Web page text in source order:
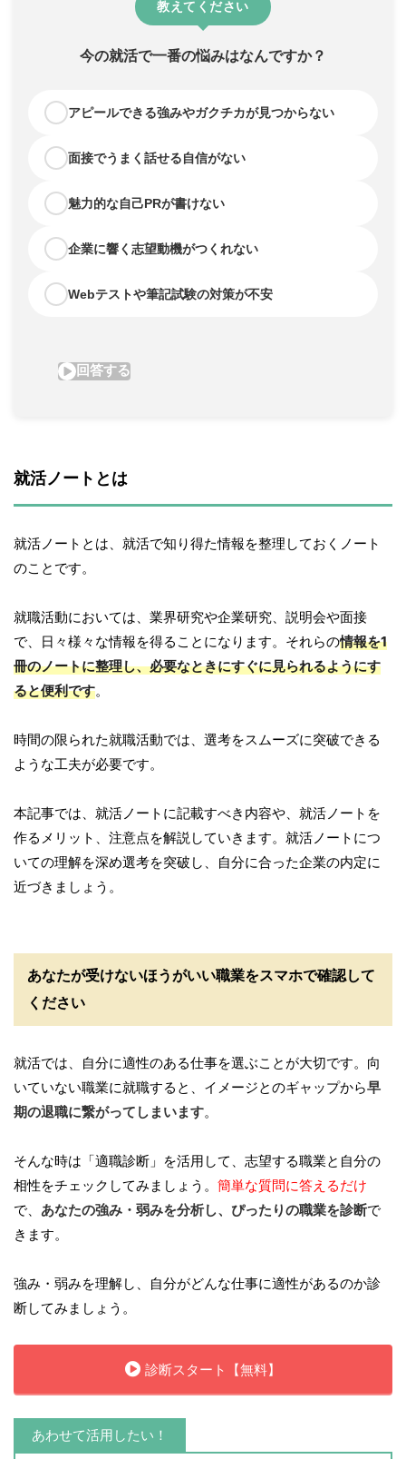
就活ノートとは
就活ノートとは、就活で知り得た情報を整理しておくノート
のことです。
就職活動においては、業界研究や企業研究、説明会や面接
で、日々様々な情報を得ることになります。それらの情報を1
冊のノートに整理し、必要なときにすぐに見られるようにす
ると便利です。
時間の限られた就職活動では、選考をスムーズに突破できる
ような工夫が必要です。
本記事では、就活ノートに記載すべき内容や、就活ノートを
作るメリット、注意点を解説していきます。就活ノートにつ
いての理解を深め選考を突破し、自分に合った企業の内定に
近づきましょう。
あなたが受けないほうがいい職業をスマホで確認して
ください
就活では、自分に適性のある仕事を選ぶことが大切です。向
いていない職業に就職すると、イメージとのギャップから早
期の退職に繋がってしまいます。
そんな時は「適職診断」を活用して、志望する職業と自分の
相性をチェックしてみましょう。 簡単な質問に答えるだけ
で、 あなたの強み・弱みを分析し、ぴったりの職業を診断で
きます。
強み・弱みを理解し、自分がどんな仕事に適性があるのか診
断してみましょう。
診断スタート【無料】
あわせて活用したい！